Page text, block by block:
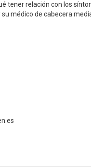
tener relación con los
médico de cabecera